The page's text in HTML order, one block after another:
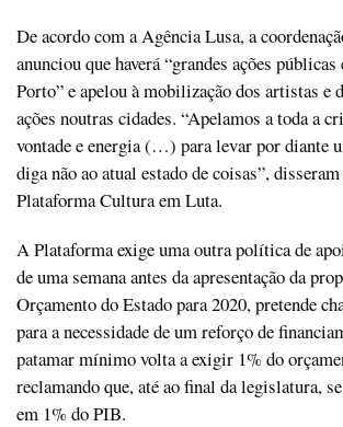
De acordo com a Agência Lusa, a
anunciou que haverá “grandes ações
Porto” e apelou à mobilização dos artistas e
ações noutras cidades. “Apelamos a toda a
vontade e energia (…) para levar por diante
diga não ao atual estado de coisas”,
Plataforma Cultura em Luta.
A Plataforma exige uma outra política de
de uma semana antes da apresentação da
Orçamento do Estado para 2020, pretende
para a necessidade de um reforço de
patamar mínimo volta a exigir 1% do
reclamando que, até ao final da legislatura,
em 1% do PIB.